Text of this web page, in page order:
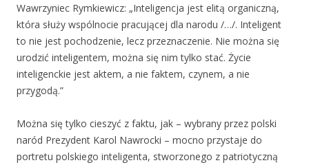
Wawrzyniec Rymkiewicz: „Inteligencja jest elitą organiczną,
która służy wspólnocie pracującej dla narodu /…/. Inteligent
to nie jest pochodzenie, lecz przeznaczenie. Nie można się
urodzić inteligentem, można się nim tylko stać. Życie
inteligenckie jest aktem, a nie faktem, czynem, a nie
przygodą.”
Można się tylko cieszyć z faktu, jak – wybrany przez polski
naród Prezydent Karol Nawrocki – mocno przystaje do
portretu polskiego inteligenta, stworzonego z patriotyczną